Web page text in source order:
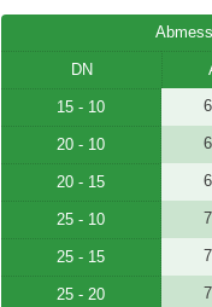
DN
15 - 10
20 - 10
20 - 15
25 - 10
25 - 15
25 - 20